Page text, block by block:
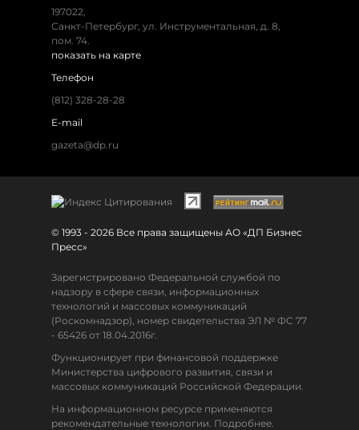
197022,
Санкт-Петербург, ул. Инструментальная, д. 8,
пом. 74.
показать на карте
Телефон
(812) 328-28-28
E-mail
gazeta@dp.ru
© 1993 - 2026 Все права защищены АО «ДП Бизнес
Пресс»
Зарегистрировано Федеральной службой по
надзору в сфере связи, информационных
технологий и массовых коммуникаций
(Роскомнадзор), номер свидетельства ЭЛ № ФС 77
- 65426 от 18.04.2016г.
Функционирует при финансовой поддержке
Министерства цифрового развития, связи и
массовых коммуникаций Российской Федерации.
На информационном ресурсе применяются
рекомендательные технологии. Подробнее.